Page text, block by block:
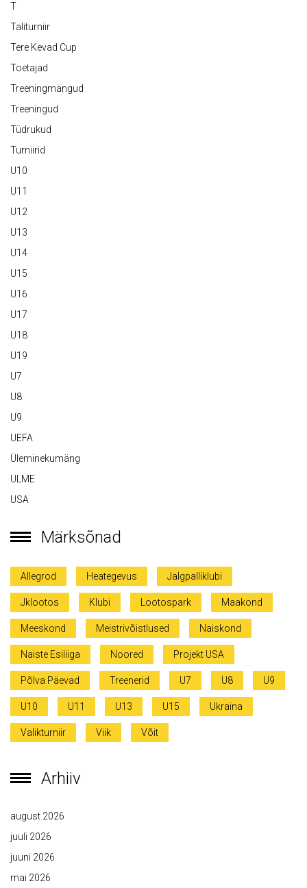
T
Taliturniir
Tere Kevad Cup
Toetajad
Treeningmängud
Treeningud
Tüdrukud
Turniirid
U10
U11
U12
U13
U14
U15
U16
U17
U18
U19
U7
U8
U9
UEFA
Üleminekumäng
ULME
USA
Märksõnad
Allegrod Heategevus Jalgpalliklubi
Jklootos Klubi Lootospark Maakond
Meeskond Meistrivõistlused Naiskond
Naiste Esiliiga Noored Projekt USA
Põlva Päevad Treenerid U7 U8 U9
U10 U11 U13 U15 Ukraina
Valikturniir Viik Võit
Arhiiv
august 2026
juuli 2026
juuni 2026
mai 2026